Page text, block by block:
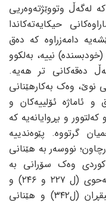
که‌ له‌گه‌ڵ وتووێژته‌وه‌ریی
حیکایه‌ته‌کاندا
دامه‌زراوه‌ که‌ ده‌ق
نییه‌، به‌لکوو
ده‌قه‌کانی تر هه‌یه‌.
نوێ، وه‌ک به‌کارهێنانی
و ئاماژه‌ ئۆلییه‌کان و
و بڕوایانه‌یه‌ که‌
گرتووه‌. پێوه‌ندییه‌
نووسه‌ر به‌ هێنانی
کوردی وه‌ک سۆرانی به‌
هێنانه‌وه‌ی شێره‌کانی نالی (ل٢٤٥) و مه‌حوی (ل ٢٢٧ و ٢٤٦) و
وه‌فایی (ل ٢٢٨) و حه‌میدبه‌گی ساحێبقڕان (ل٣٤٢) و هێنانی